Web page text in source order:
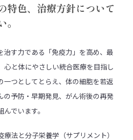
特色、治療方針について
治す力である「免疫力」を高め、最
心と体にやさしい統合医療を目指し
一つとしてとらえ、体の細胞を若返
の予防・早期発見、がん術後の再発
でいます。
療法と分子栄養学（サプリメント）